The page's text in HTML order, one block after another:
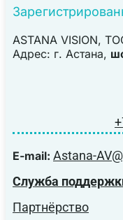
ASTANA VISION,
Адрес: г. Астана,
E-mail: Astana-
Служба
Партнёрство